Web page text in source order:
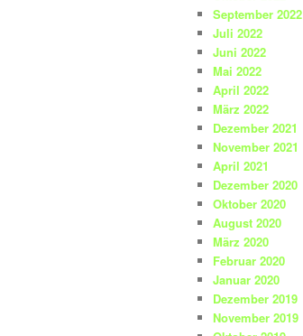
September 2022
Juli 2022
Juni 2022
Mai 2022
April 2022
März 2022
Dezember 2021
November 2021
April 2021
Dezember 2020
Oktober 2020
August 2020
März 2020
Februar 2020
Januar 2020
Dezember 2019
November 2019